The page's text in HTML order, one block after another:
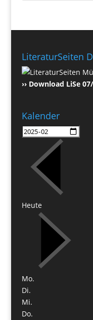
LiteraturSeiten
›› Download LiSe
Kalender
Heute
Mo.
Di.
Mi.
Do.